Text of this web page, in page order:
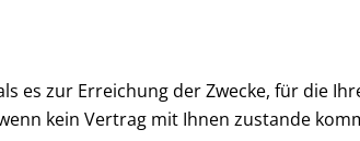
es zur Erreichung der Zwecke, für die
kein Vertrag mit Ihnen zustande